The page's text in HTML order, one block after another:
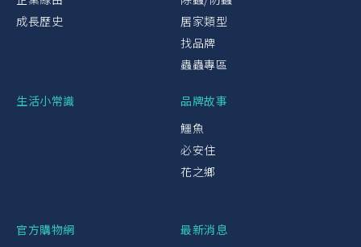
成長歷史
居家類型
找品牌
蟲蟲專區
生活小常識
品牌故事
鱷魚
必安住
花之鄉
官方購物網
最新消息